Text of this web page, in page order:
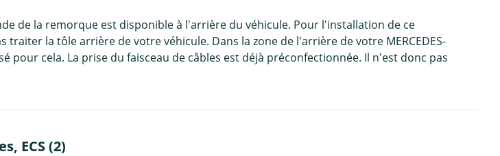
de la remorque est disponible à l'arrière du véhicule. Pour l'installation de ce
la tôle arrière de votre véhicule. Dans la zone de l'arrière de votre MERCEDES-
pour cela. La prise du faisceau de câbles est déjà préconfectionnée. Il n'est donc pas
ECS (2)